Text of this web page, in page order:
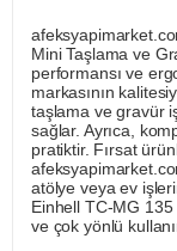
Mini Taşlama ve
performansı ve
markasının
taşlama ve gravür
sağlar. Ayrıca,
pratiktir. Fırsat
atölye veya ev
Einhell TC-MG 135
ve çok yönlü